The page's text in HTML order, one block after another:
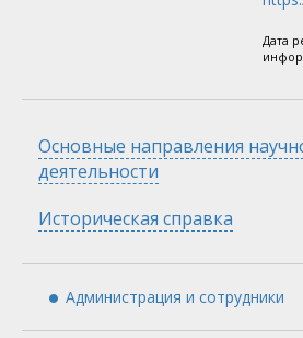
Дата
Скрыть
Основные направления
деятельности
Скрыть
Историческая справка
Администрация и сотрудники